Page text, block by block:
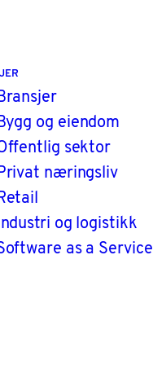
og eiendom
sektor
næringsliv
og logistikk
as a Service